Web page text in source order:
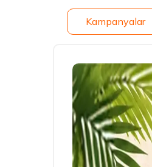
Kampanyalar